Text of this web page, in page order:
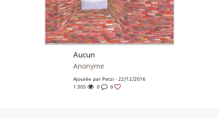
Aucun
Anonyme
Ajoutée par Petzi - 22/12/2016
1 305
0 0